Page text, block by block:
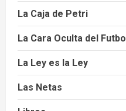
La Caja de Petri
La Cara Oculta del Futbol
La Ley es la Ley
Las Netas